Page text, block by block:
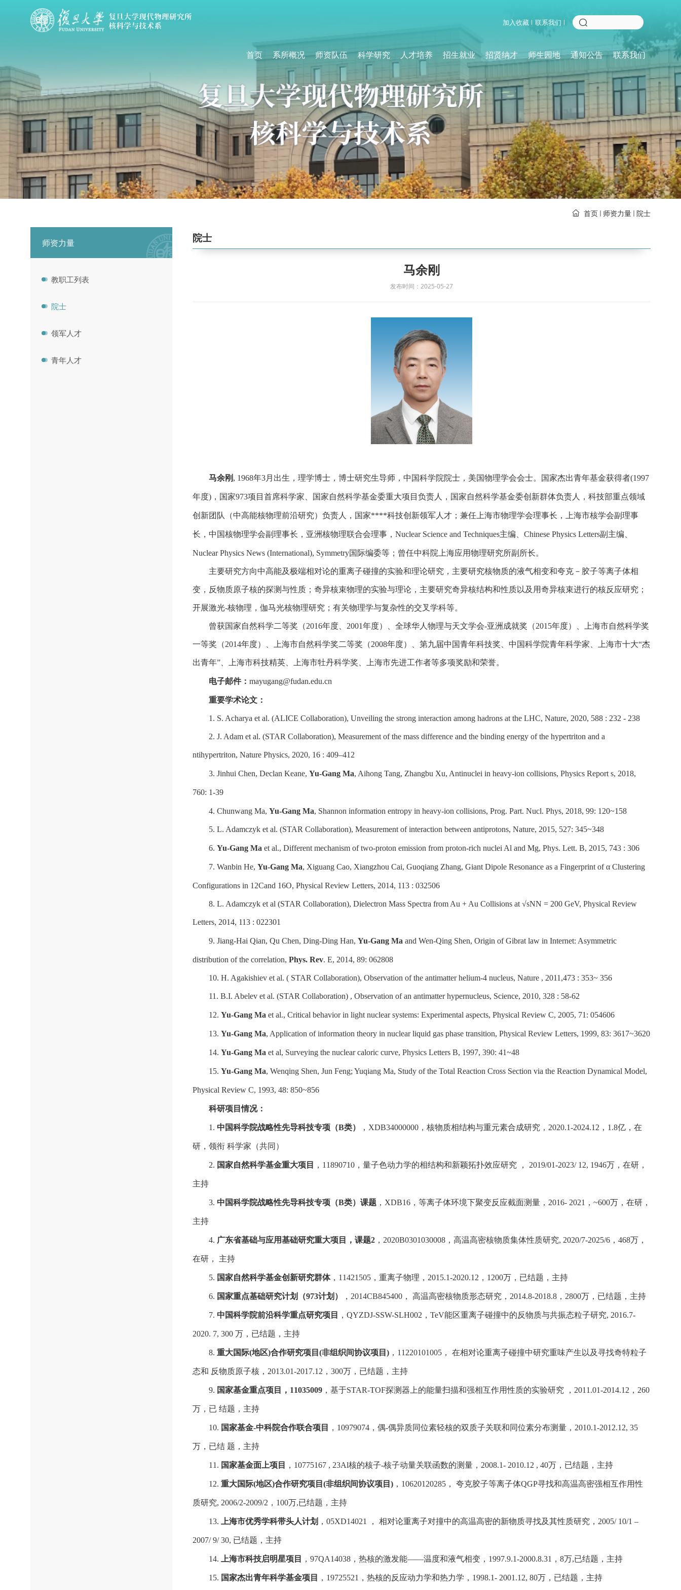
加入收藏 联系我们
首页 系所概况 师资队伍 科学研究 人才培养 招生就业 招贤纳才 师生园地 通知公告 联系我们
首页 师资力量 院士
师资力量
教职工列表
院士
领军人才
青年人才
院士
马余刚
发布时间：2025-05-27
马余刚 , 1968年3月出生，理学博士，博士研究生导师，中国科学院院士，美国物理学会会士。国家杰出青年基金获得者(1997
年度)，国家973项目首席科学家、国家自然科学基金委重大项目负责人，国家自然科学基金委创新群体负责人，科技部重点领域
创新团队（中高能核物理前沿研究）负责人，国家****科技创新领军人才；兼任上海市物理学会理事长，上海市核学会副理事
长，中国核物理学会副理事长，亚洲核物理联合会理事， Nuclear Science and Techniques主编、 Chinese Physics Letters副主编、
Nuclear Physics News (International), Symmetry国际编委等；曾任中科院上海应用物理研究所副所长。
主要研究方向中高能及极端相对论的重离子碰撞的实验和理论研究，主要研究核物质的液气相变和夸克－胶子等离子体相
变，反物质原子核的探测与性质；奇异核束物理的实验与理论，主要研究奇异核结构和性质以及用奇异核束进行的核反应研究；
开展激光-核物理，伽马光核物理研究；有关物理学与复杂性的交叉学科等。
曾获国家自然科学二等奖（2016年度、2001年度）、全球华人物理与天文学会-亚洲成就奖（2015年度）、上海市自然科学奖
一等奖（2014年度）、上海市自然科学奖二等奖（2008年度）、第九届中国青年科技奖、中国科学院青年科学家、上海市十大“杰
出青年”、上海市科技精英、上海市牡丹科学奖、上海市先进工作者等多项奖励和荣誉。
电子邮件： mayugang@fudan.edu.cn
重要学术论文：
1. S. Acharya et al. (ALICE Collaboration), Unveiling the strong interaction among hadrons at the LHC, Nature, 2020, 588 : 232 - 238
2. J. Adam et al. (STAR Collaboration), Measurement of the mass difference and the binding energy of the hypertriton and a
ntihypertriton, Nature Physics, 2020, 16 : 409–412
3. Jinhui Chen, Declan Keane, Yu-Gang Ma, Aihong Tang, Zhangbu Xu, Antinuclei in heavy-ion collisions, Physics Report s, 2018,
760: 1-39
4. Chunwang Ma, Yu-Gang Ma, Shannon information entropy in heavy-ion collisions, Prog. Part. Nucl. Phys, 2018, 99: 120~158
5. L. Adamczyk et al. (STAR Collaboration), Measurement of interaction between antiprotons, Nature, 2015, 527: 345~348
6. Yu-Gang Ma et al., Different mechanism of two-proton emission from proton-rich nuclei Al and Mg, Phys. Lett. B, 2015, 743 : 306
7. Wanbin He, Yu-Gang Ma, Xiguang Cao, Xiangzhou Cai, Guoqiang Zhang, Giant Dipole Resonance as a Fingerprint of α Clustering
Configurations in 12Cand 16O, Physical Review Letters, 2014, 113 : 032506
8. L. Adamczyk et al (STAR Collaboration), Dielectron Mass Spectra from Au + Au Collisions at √sNN = 200 GeV, Physical Review
Letters, 2014, 113 : 022301
9. Jiang-Hai Qian, Qu Chen, Ding-Ding Han, Yu-Gang Ma and Wen-Qing Shen, Origin of Gibrat law in Internet: Asymmetric
distribution of the correlation, Phys. Rev. E, 2014, 89: 062808
10. H. Agakishiev et al. ( STAR Collaboration), Observation of the antimatter helium-4 nucleus, Nature , 2011,473 : 353~ 356
11. B.I. Abelev et al. (STAR Collaboration) , Observation of an antimatter hypernucleus, Science, 2010, 328 : 58-62
12. Yu-Gang Ma et al., Critical behavior in light nuclear systems: Experimental aspects, Physical Review C, 2005, 71: 054606
13. Yu-Gang Ma, Application of information theory in nuclear liquid gas phase transition, Physical Review Letters, 1999, 83: 3617~3620
14. Yu-Gang Ma et al, Surveying the nuclear caloric curve, Physics Letters B, 1997, 390: 41~48
15. Yu-Gang Ma, Wenqing Shen, Jun Feng; Yuqiang Ma, Study of the Total Reaction Cross Section via the Reaction Dynamical Model,
Physical Review C, 1993, 48: 850~856
科研项目情况：
1. 中国科学院战略性先导科技专项（B类） ，XDB34000000，核物质相结构与重元素合成研究，2020.1-2024.12，1.8亿，在
研，领衔 科学家（共同）
2. 国家自然科学基金重大项目 ，11890710，量子色动力学的相结构和新颖拓扑效应研究 ， 2019/01-2023/ 12, 1946万，在研，
主持
3. 中国科学院战略性先导科技专项（B类）课题 ，XDB16，等离子体环境下聚变反应截面测量，2016- 2021，~600万，在研，
主持
4. 广东省基础与应用基础研究重大项目，课题2 ，2020B0301030008，高温高密核物质集体性质研究, 2020/7-2025/6，468万，
在研， 主持
5. 国家自然科学基金创新研究群体，11421505，重离子物理，2015.1-2020.12，1200万，已结题，主持
6. 国家重点基础研究计划（973计划） ，2014CB845400， 高温高密核物质形态研究，2014.8-2018.8，2800万，已结题，主持
7. 中国科学院前沿科学重点研究项目 ，QYZDJ-SSW-SLH002，TeV能区重离子碰撞中的反物质与共振态粒子研究, 2016.7-
2020. 7, 300 万，已结题，主持
8. 重大国际(地区)合作研究项目(非组织间协议项目) ，11220101005， 在相对论重离子碰撞中研究重味产生以及寻找奇特粒子
态和 反物质原子核，2013.01-2017.12，300万，已结题，主持
9. 国家基金重点项目，11035009 ，基于STAR-TOF探测器上的能量扫描和强相互作用性质的实验研究 ，2011.01-2014.12，260
万，已 结题，主持
10. 国家基金-中科院合作联合项目 ，10979074，偶-偶异质同位素轻核的双质子关联和同位素分布测量，2010.1-2012.12, 35
万，已结 题，主持
11. 国家基金面上项目 ，10775167 , 23Al核的核子-核子动量关联函数的测量，2008.1- 2010.12 , 40万，已结题，主持
12. 重大国际(地区)合作研究项目(非组织间协议项目) ，10620120285， 夸克胶子等离子体QGP寻找和高温高密强相互作用性
质研究, 2006/2-2009/2，100万,已结题，主持
13. 上海市优秀学科带头人计划 ，05XD14021 ， 相对论重离子对撞中的高温高密的新物质寻找及其性质研究，2005/ 10/1 –
2007/ 9/ 30, 已结题，主持
14. 上海市科技启明星项目 ，97QA14038，热核的激发能——温度和液气相变，1997.9.1-2000.8.31，8万,已结题，主持
15. 国家杰出青年科学基金项目 ，19725521，热核的反应动力学和热力学，1998.1- 2001.12, 80万，已结题，主持